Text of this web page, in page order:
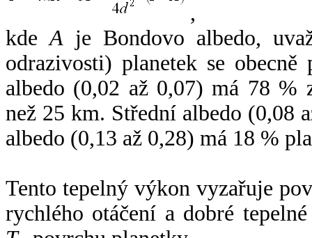
,
kdeA je Bondovo albedo,
odrazivosti) planetek se
albedo (0,02 až 0,07) má 78 %
než 25 km. Střední albedo (0,08
albedo (0,13 až 0,28) má 18 %
Tento tepelný výkon vyzařuje
rychlého otáčení a dobré